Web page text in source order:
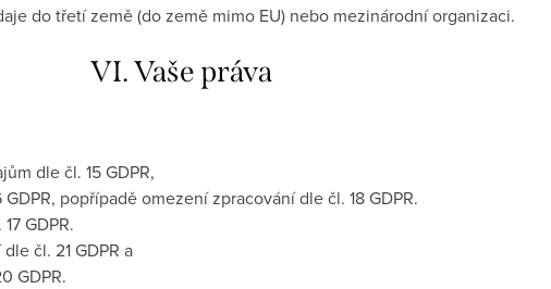
do třetí země (do země mimo EU) nebo mezinárodní organizaci.
VI. Vaše práva
dle čl. 15 GDPR,
popřípadě omezení zpracování dle čl. 18 GDPR.
GDPR.
čl. 21 GDPR a
GDPR.